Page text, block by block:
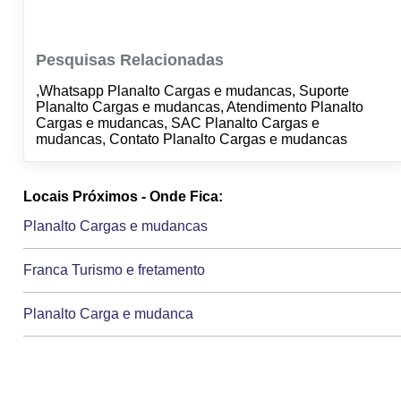
Pesquisas Relacionadas
,Whatsapp Planalto Cargas e mudancas, Suporte
Planalto Cargas e mudancas, Atendimento Planalto
Cargas e mudancas, SAC Planalto Cargas e
mudancas, Contato Planalto Cargas e mudancas
Locais Próximos - Onde Fica:
Planalto Cargas e mudancas
Franca Turismo e fretamento
Planalto Carga e mudanca